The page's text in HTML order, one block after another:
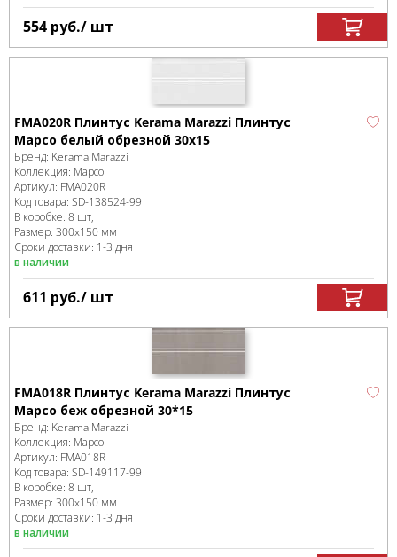
554 руб./ шт
FMA020R Плинтус Kerama Marazzi Плинтус
Марсо белый обрезной 30х15
Бренд: Kerama Marazzi
Коллекция: Марсо
Артикул: FMA020R
Код товара: SD-138524-99
В коробке: 8 шт,
Размер: 300x150 мм
Сроки доставки: 1-3 дня
в наличии
611 руб./ шт
FMA018R Плинтус Kerama Marazzi Плинтус
Марсо беж обрезной 30*15
Бренд: Kerama Marazzi
Коллекция: Марсо
Артикул: FMA018R
Код товара: SD-149117-99
В коробке: 8 шт,
Размер: 300x150 мм
Сроки доставки: 1-3 дня
в наличии